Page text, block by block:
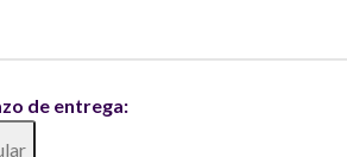
de entrega: